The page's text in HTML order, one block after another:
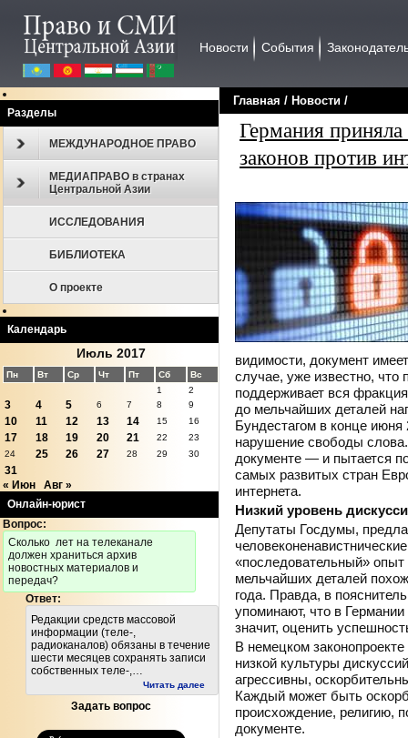
Новости События
Разделы
МЕЖДУНАРОДНОЕ ПРАВО
МЕДИАПРАВО в странах
Центральной Азии
ИССЛЕДОВАНИЯ
БИБЛИОТЕКА
О проекте
Календарь
Июль 2017
Пн Вт Ср Чт Пт Сб
Вс
1
2
3 4 5 6 7 8 9
10 11 12 13 14 15 16
17 18 19 20 21 22
23
24
25 26 27 28 29 30
31
« Июн
Авг »
Онлайн-юрист
Вопрос:
Cколько лет на телеканале
должен храниться архив
новостных материалов и
передач?
Ответ:
Редакции средств массовой
информации (теле-,
радиоканалов) обязаны в течение
шести месяцев сохранять записи
собственных теле-,…
Читать далее
Задать вопрос
Главная / Новости /
Германия
законов против
видимости, документ
случае, уже известно, что
поддерживает вся
до мельчайших деталей
Бундестагом в конце
нарушение свободы
документе — и пытается
самых развитых стран
интернета.
Низкий уровень
Депутаты Госдумы,
«последовательный»
мельчайших деталей
года. Правда, в
упоминают, что в
значит, оценить
В немецком
низкой культуры
агрессивны,
Каждый может быть
происхождение, религию,
документе.